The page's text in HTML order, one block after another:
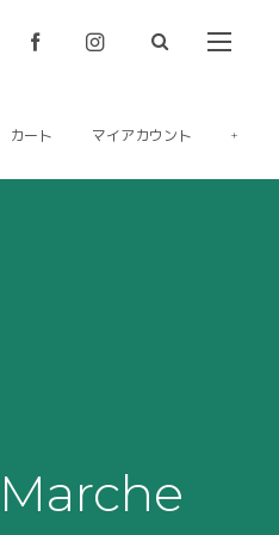
カート マイアカウント